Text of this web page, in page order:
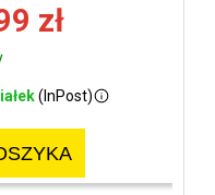
zł
(InPost)